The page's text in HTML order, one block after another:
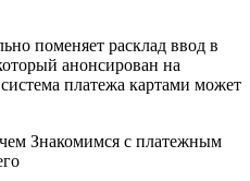
поменяет расклад ввод в
анонсирован на
платежа картами может
Знакомимся с платежным